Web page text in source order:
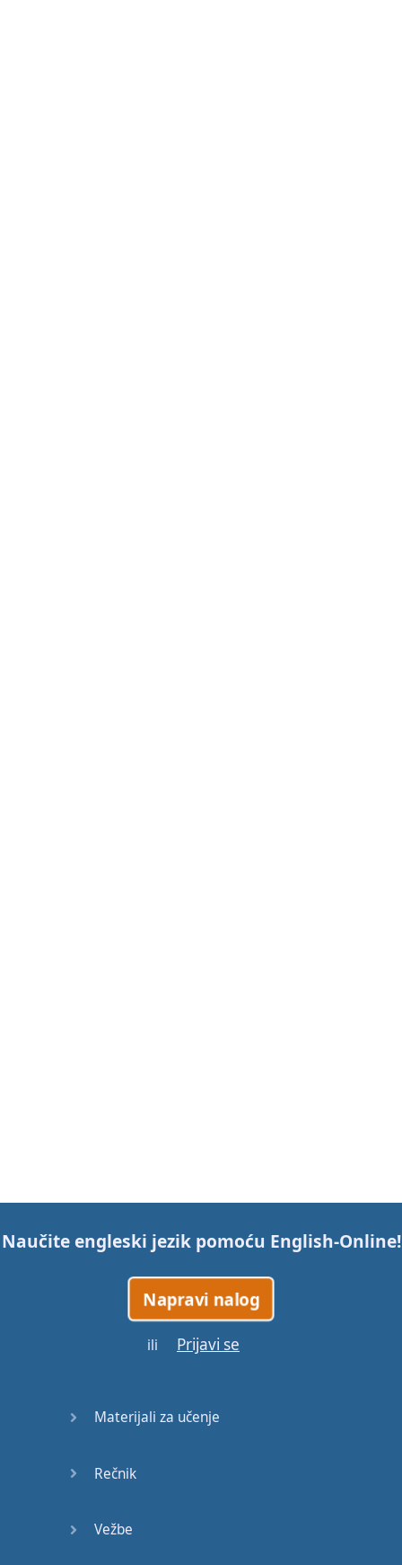
Naučite engleski jezik pomoću English-Online!
Napravi nalog
ili Prijavi se
Materijali za učenje
Rečnik
Vežbe